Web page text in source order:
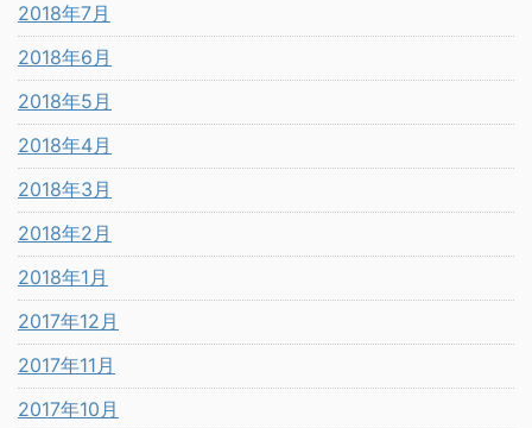
2018年7月
2018年6月
2018年5月
2018年4月
2018年3月
2018年2月
2018年1月
2017年12月
2017年11月
2017年10月